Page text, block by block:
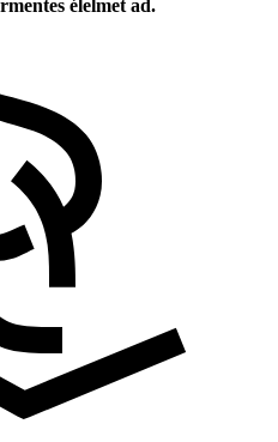
élelmet ad.